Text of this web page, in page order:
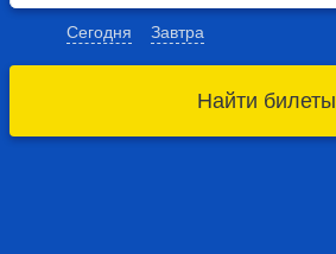
Сегодня Завтра
Найти билеты